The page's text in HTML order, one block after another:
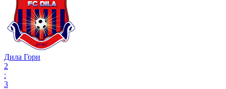
Дила Гори
2
:
3